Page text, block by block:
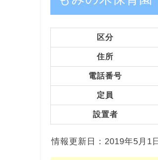
区分
住所
電話番号
定員
設置者
情報更新日：2019年5月1日